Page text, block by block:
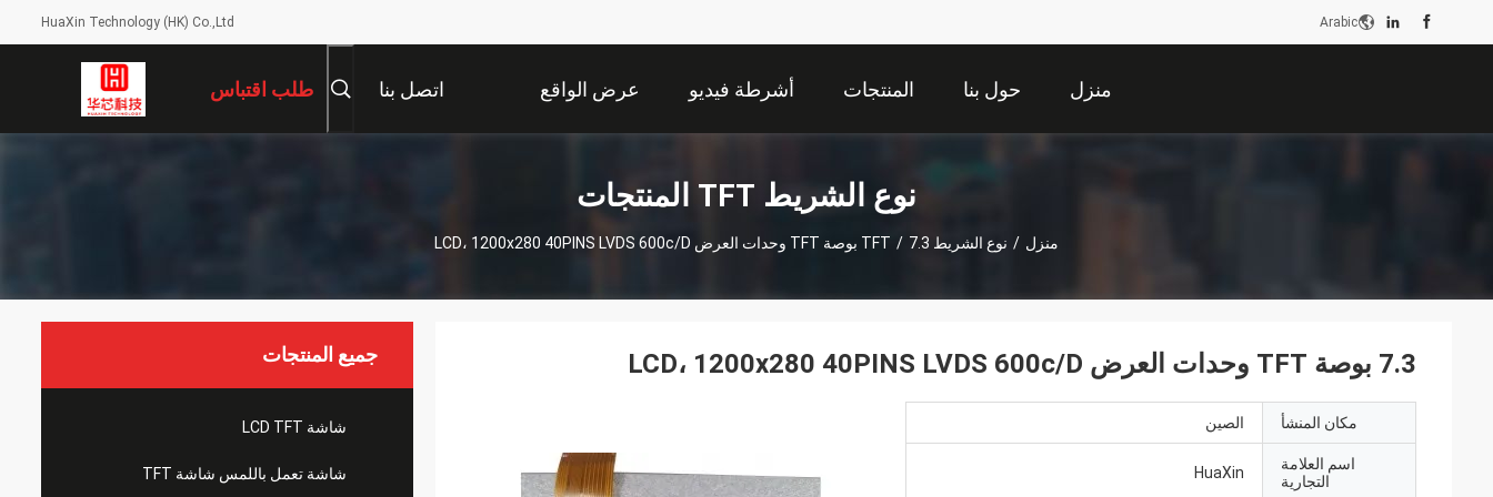
HuaXin Technology (HK) Co.,Ltd Arabic
منزل حول بنا المنتجات أشرطة فيديو عرض الواقع
الافتراضي
اتصل بنا طلب اقتباس
نوع الشريط TFT المنتجات
منزل / نوع الشريط TFT / 7.3 بوصة TFT وحدات العرض LCD، 1200x280 40PINS LVDS 600c/D
جميع المنتجات
شاشة LCD TFT
شاشة تعمل باللمس شاشة TFT
7.3 بوصة TFT وحدات العرض LCD، 1200x280 40PINS LVDS 600c/D
مكان المنشأ الصين
اسم العلامة
التجارية
HuaXin